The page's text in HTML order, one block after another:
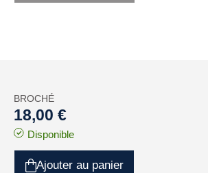
BROCHÉ
18,00 €
Disponible
Ajouter au panier